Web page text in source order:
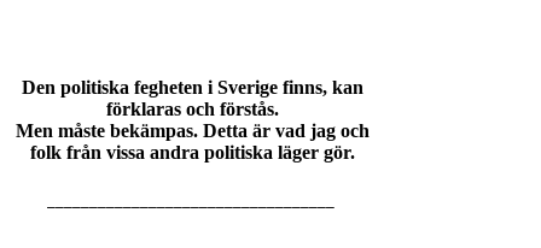
Den politiska fegheten i Sverige finns, kan
förklaras och förstås.
Men måste bekämpas. Detta är vad jag och
folk från vissa andra politiska läger gör.